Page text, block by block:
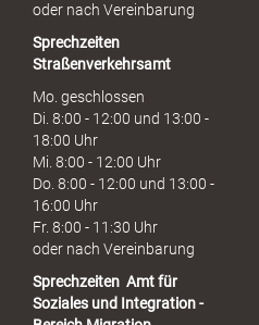
oder nach Vereinbarung
Sprechzeiten
Straßenverkehrsamt
Mo. geschlossen
Di. 8:00 - 12:00 und 13:00 -
18:00 Uhr
Mi. 8:00 - 12:00 Uhr
Do. 8:00 - 12:00 und 13:00 -
16:00 Uhr
Fr. 8:00 - 11:30 Uhr
oder nach Vereinbarung
Sprechzeiten Amt für
Soziales und Integration -